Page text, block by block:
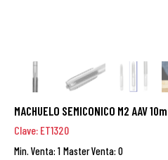
MACHUELO SEMICONICO M2 AAV
Clave: ET1320
Min. Venta: 1 Master Venta: 0